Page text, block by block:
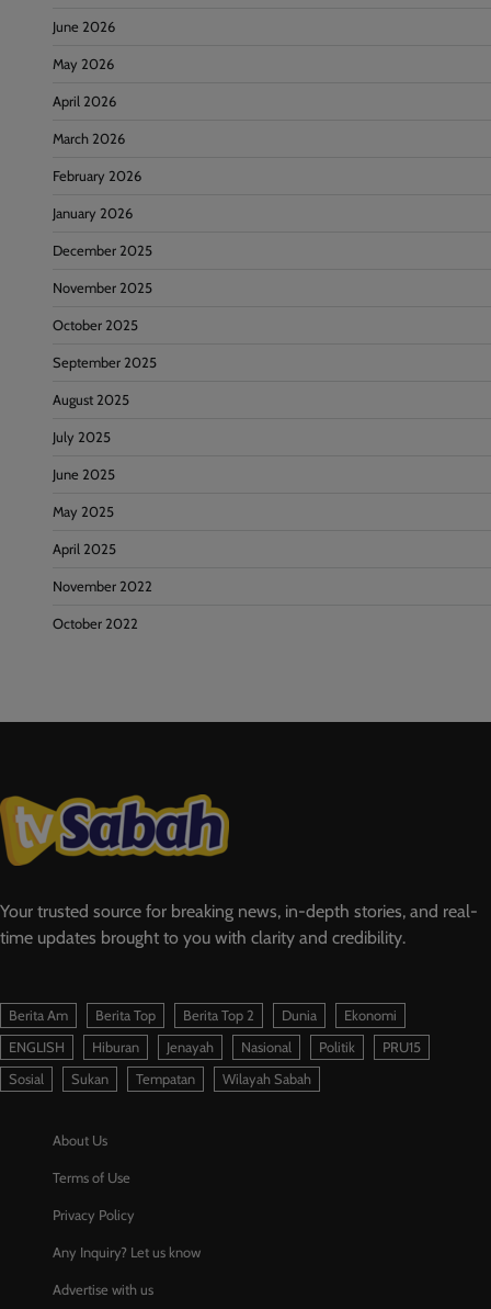
June 2026
May 2026
April 2026
March 2026
February 2026
January 2026
December 2025
November 2025
October 2025
September 2025
August 2025
July 2025
June 2025
May 2025
April 2025
November 2022
October 2022
Your trusted source for breaking news, in-depth stories, and real-
time updates brought to you with clarity and credibility.
Berita Am Berita Top Berita Top 2 Dunia
Ekonomi
ENGLISH
Hiburan Jenayah Nasional Politik
PRU15
Sosial
Sukan Tempatan Wilayah Sabah
About Us
Terms of Use
Privacy Policy
Any Inquiry? Let us know
Advertise with us